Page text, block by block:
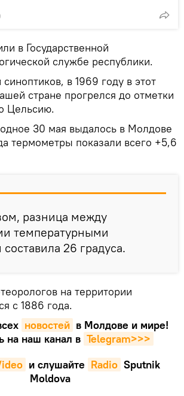
в Государственной
службе республики.
в 1969 году в этот
стране прогрелся до отметки
Цельсию.
30 мая выдалось в Молдове
термометры показали всего +5,6
разница между
температурными
26 градуса.
на территории
с 1886 года.
новостей в Молдове и мире!
на наш канал в Telegram>>>
и слушайте Radio Sputnik
Moldova